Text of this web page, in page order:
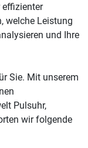
effizienter
welche Leistung
und Ihre
Sie. Mit unserem
Pulsuhr,
wir folgende